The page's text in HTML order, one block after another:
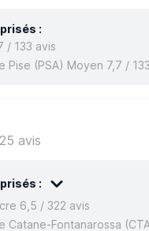
:
/ 133 avis
Pise (PSA) Moyen 7,7 /
avis
:
6,5 / 322 avis
Catane-Fontanarossa